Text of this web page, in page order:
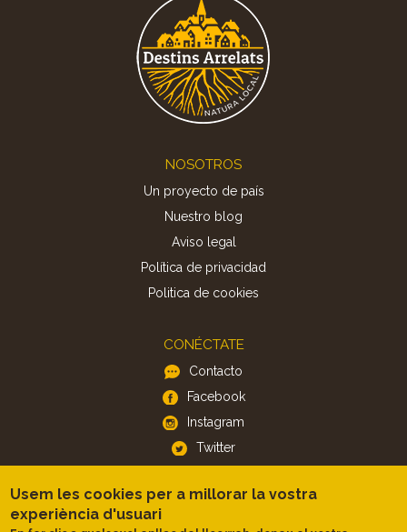
NOSOTROS
Un proyecto de país
Nuestro blog
Aviso legal
Política de privacidad
Politica de cookies
CONÉCTATE
Contacto
Facebook
Instagram
Twitter
APP
iOS
Usem les cookies per a millorar la vostra
experiència d'usuari